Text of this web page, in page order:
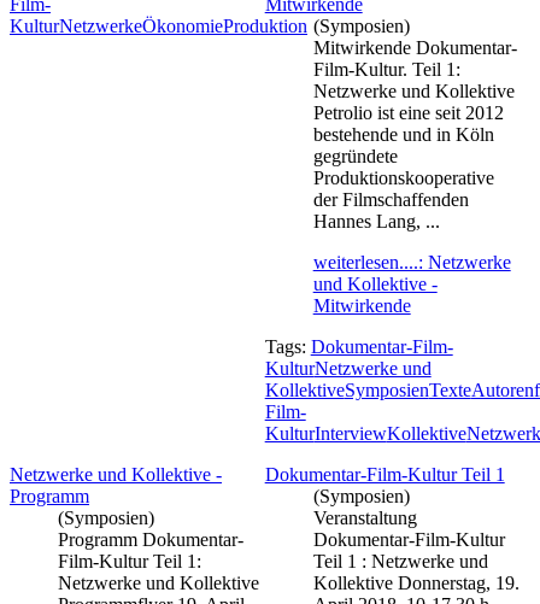
Film-
KulturNetzwerkeÖkonomieProduktion
Mitwirkende
(Symposien)
Mitwirkende Dokumentar-
Film-Kultur. Teil 1:
Netzwerke und Kollektive
Petrolio ist eine seit 2012
bestehende und in Köln
gegründete
Produktionskooperative
der Filmschaffenden
Hannes Lang, ...
weiterlesen....: Netzwerke
und Kollektive -
Mitwirkende
Tags: Dokumentar-Film-
KulturNetzwerke und
KollektiveSymposienTexte
Film-
KulturInterviewKollektive
Netzwerke und Kollektive -
Programm
(Symposien)
Programm Dokumentar-
Film-Kultur Teil 1:
Netzwerke und Kollektive
Dokumentar-Film-Kultur Teil 1
(Symposien)
Veranstaltung
Dokumentar-Film-Kultur
Teil 1 : Netzwerke und
Kollektive Donnerstag, 19.